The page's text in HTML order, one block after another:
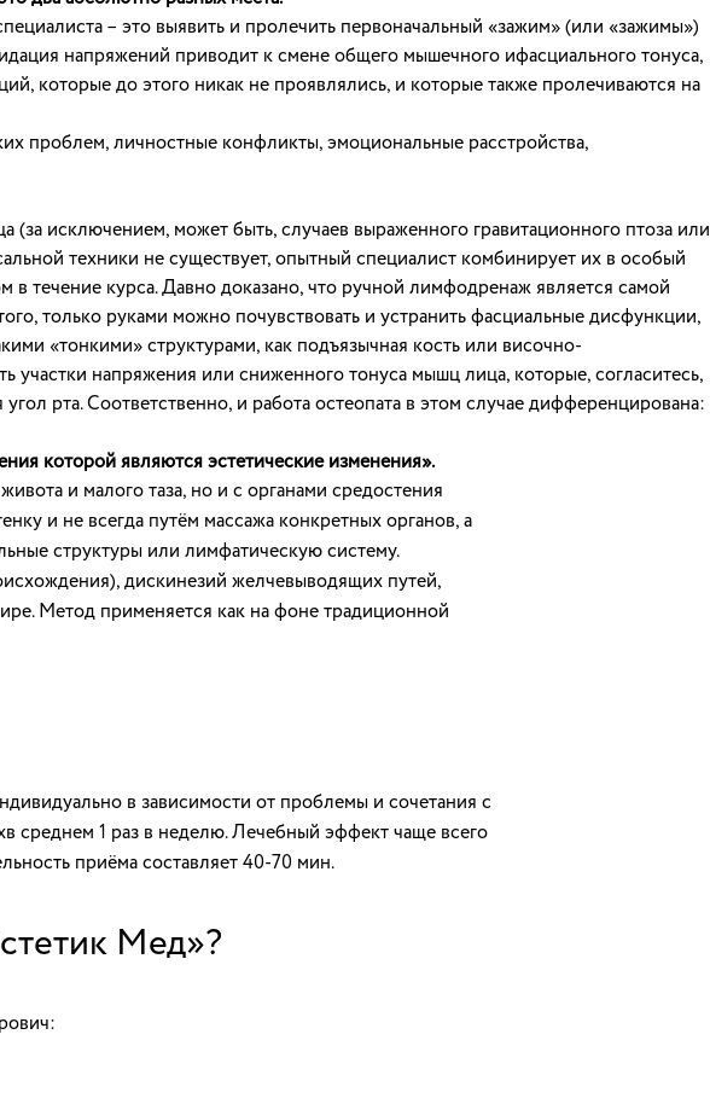
– это выявить и пролечить первоначальный «зажим» (или «зажимы»)
напряжений приводит к смене общего мышечного ифасциального тонуса,
которые до этого никак не проявлялись, и которые также пролечиваются на
проблем, личностные конфликты, эмоциональные расстройства,
(за исключением, может быть, случаев выраженного гравитационного птоза или
техники не существует, опытный специалист комбинирует их в особый
в течение курса. Давно доказано, что ручной лимфодренаж является самой
только руками можно почувствовать и устранить фасциальные дисфункции,
«тонкими» структурами, как подъязычная кость или височно-
напряжения или сниженного тонуса мышц лица, которые, согласитесь,
рта. Соответственно, и работа остеопата в этом случае дифференцирована:
которой являются эстетические изменения».
и малого таза, но и с органами средостения
и не всегда путём массажа конкретных органов, а
структуры или лимфатическую систему.
дискинезий желчевыводящих путей,
Метод применяется как на фоне традиционной
в зависимости от проблемы и сочетания с
среднем 1 раз в неделю. Лечебный эффект чаще всего
приёма составляет 40-70 мин.
Мед»?